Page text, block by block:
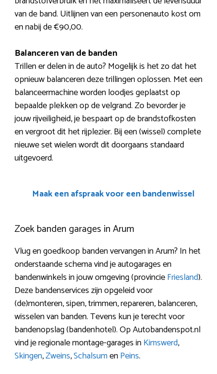
van de band. Uitlijnen van een personenauto kost om
en nabij de €90,00.
Balanceren van de banden
Trillen er delen in de auto? Mogelijk is het zo dat het
opnieuw balanceren deze trillingen oplossen. Met een
balanceermachine worden loodjes geplaatst op
bepaalde plekken op de velgrand. Zo bevorder je
jouw rijveiligheid, je bespaart op de brandstofkosten
en vergroot dit het rijplezier. Bij een (wissel) complete
nieuwe set wielen wordt dit doorgaans standaard
uitgevoerd.
Maak een afspraak voor een bandenwissel
Zoek banden garages in Arum
Vlug en goedkoop banden vervangen in Arum? In het
onderstaande schema vind je autogarages en
bandenwinkels in jouw omgeving (provincieFriesland).
Deze bandenservices zijn opgeleid voor
(de)monteren, sipen, trimmen, repareren, balanceren,
wisselen van banden. Tevens kun je terecht voor
bandenopslag (bandenhotel). Op Autobandenspot.nl
vind je regionale montage-garages inKimswerd,
Skingen,Zweins,SchalsumenPeins.